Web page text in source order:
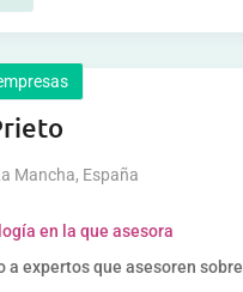
Mancha, España
en la que asesora
a expertos que asesoren sobre